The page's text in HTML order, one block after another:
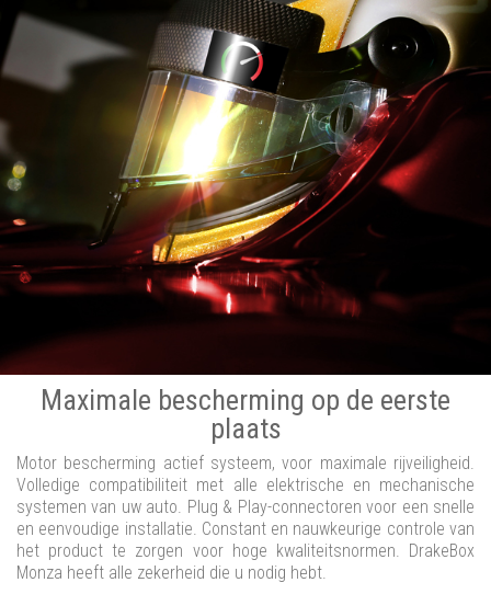
Maximale bescherming op de eerste
plaats
Motor bescherming actief systeem, voor maximale rijveiligheid.
Volledige compatibiliteit met alle elektrische en mechanische
systemen van uw auto. Plug & Play-connectoren voor een snelle
en eenvoudige installatie. Constant en nauwkeurige controle van
het product te zorgen voor hoge kwaliteitsnormen. DrakeBox
Monza heeft alle zekerheid die u nodig hebt.